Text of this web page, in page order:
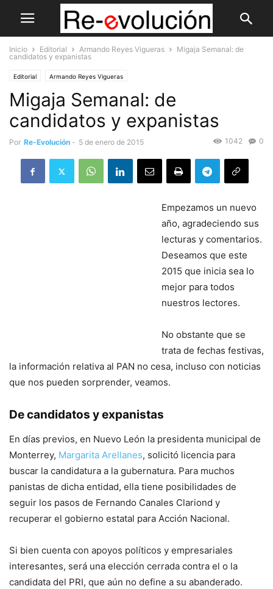
Inicio Editorial Armando Reyes Vigueras
Migaja Semanal: de
candidatos y expanistas
Editorial Armando Reyes Vigueras
Migaja Semanal: de
candidatos y expanistas
Por Re-Evolución - 5 de enero de 2015 0
1042
Empezamos un nuevo
año, agradeciendo sus
lecturas y comentarios.
Deseamos que este
2015 que inicia sea lo
mejor para todos
nuestros lectores.
No obstante que se
trata de fechas festivas,
la información relativa al PAN no cesa, incluso con noticias
que nos pueden sorprender, veamos.
De candidatos y expanistas
En días previos, en Nuevo León la presidenta municipal de
Monterrey, Margarita Arellanes, solicitó licencia para
buscar la candidatura a la gubernatura. Para muchos
panistas de dicha entidad, ella tiene posibilidades de
seguir los pasos de Fernando Canales Clariond y
recuperar el gobierno estatal para Acción Nacional.
Si bien cuenta con apoyos políticos y empresariales
interesantes, será una elección cerrada contra el o la
candidata del PRI, que aún no define a su abanderado.